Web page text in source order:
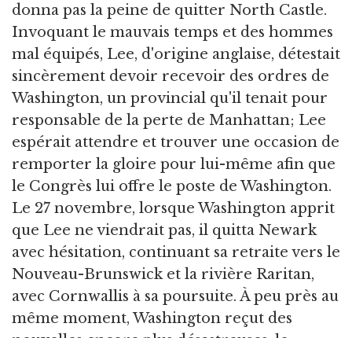
donna pas la peine de quitter North Castle.
Invoquant le mauvais temps et des hommes
mal équipés, Lee, d'origine anglaise, détestait
sincèrement devoir recevoir des ordres de
Washington, un provincial qu'il tenait pour
responsable de la perte de Manhattan; Lee
espérait attendre et trouver une occasion de
remporter la gloire pour lui-même afin que
le Congrès lui offre le poste de Washington.
Le 27 novembre, lorsque Washington apprit
que Lee ne viendrait pas, il quitta Newark
avec hésitation, continuant sa retraite vers le
Nouveau-Brunswick et la rivière Raritan,
avec Cornwallis à sa poursuite. À peu près au
même moment, Washington reçut des